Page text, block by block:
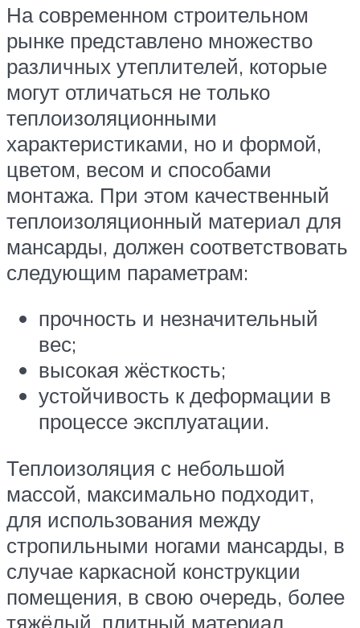
На современном строительном
рынке представлено множество
различных утеплителей, которые
могут отличаться не только
теплоизоляционными
характеристиками, но и формой,
цветом, весом и способами
монтажа. При этом качественный
теплоизоляционный материал для
мансарды, должен соответствовать
следующим параметрам:
прочность и незначительный
вес;
высокая жёсткость;
устойчивость к деформации в
процессе эксплуатации.
Теплоизоляция с небольшой
массой, максимально подходит,
для использования между
стропильными ногами мансарды, в
случае каркасной конструкции
помещения, в свою очередь, более
тяжёлый, плитный материал,